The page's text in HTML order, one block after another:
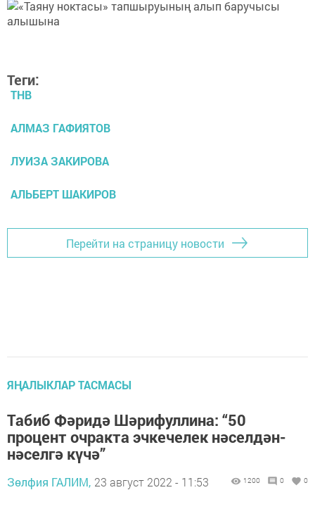
Теги:
ТНВ
АЛМАЗ ГАФИЯТОВ
ЛУИЗА ЗАКИРОВА
АЛЬБЕРТ ШАКИРОВ
Перейти на страницу новости
ЯҢАЛЫКЛАР ТАСМАСЫ
Табиб Фәридә Шәрифуллина: “50
процент очракта эчкечелек нәселдән-
нәселгә күчә”
Зөлфия ГАЛИМ, 23 август 2022 - 11:53 1200 0 0